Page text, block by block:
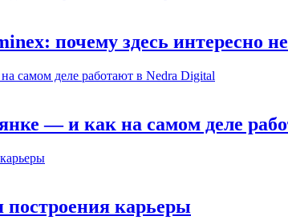
почему здесь интересно
— и как на самом деле
карьеры